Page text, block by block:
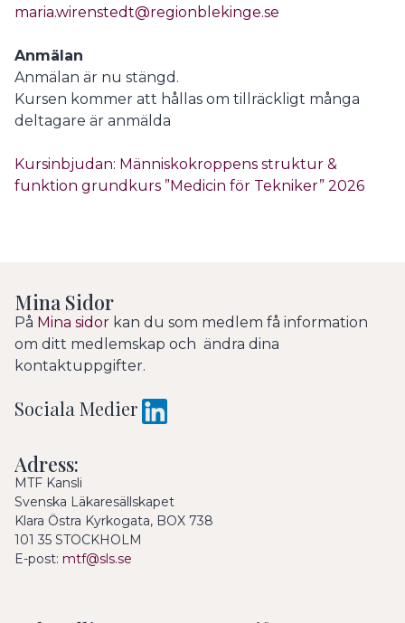
maria.wirenstedt@regionblekinge.se
Anmälan
Anmälan är nu stängd.
Kursen kommer att hållas om tillräckligt många
deltagare är anmälda
Kursinbjudan: Människokroppens struktur &
funktion grundkurs ”Medicin för Tekniker” 2026
Mina Sidor
På Mina sidor kan du som medlem få information
om ditt medlemskap och ändra dina
kontaktuppgifter.
Sociala Medier
Adress:
MTF Kansli
Svenska Läkaresällskapet
Klara Östra Kyrkogata, BOX 738
101 35 STOCKHOLM
E-post: mtf@sls.se